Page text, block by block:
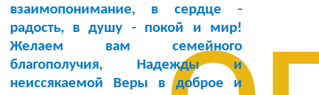
взаимопонимание, в сердце -
радость, в душу - покой и мир!
Желаем вам семейного
благополучия, Надежды и
неиссякаемой Веры в доброе и